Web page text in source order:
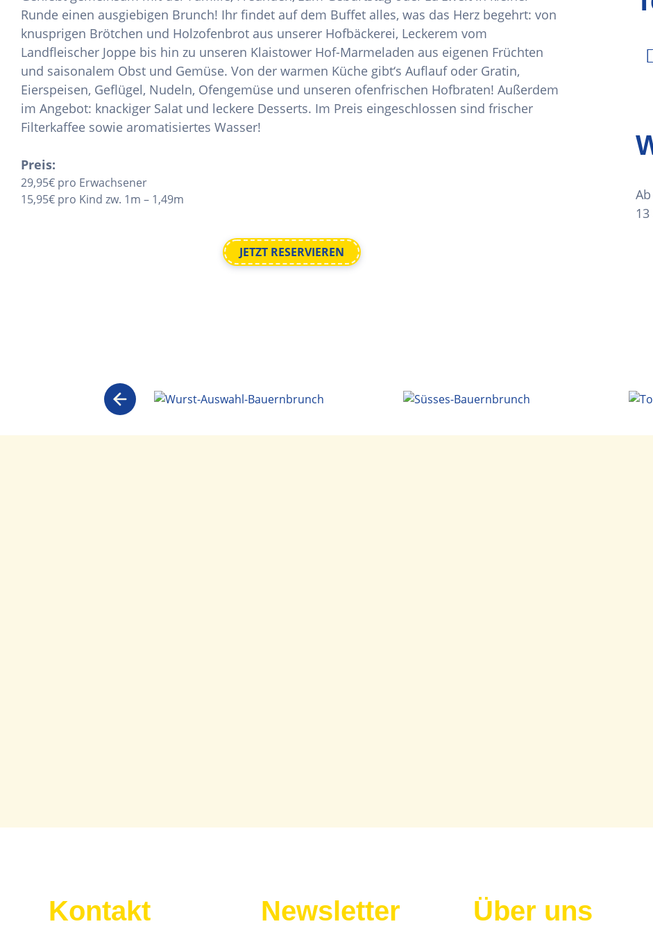
Runde einen ausgiebigen Brunch! Ihr findet auf dem Buffet alles, was das Herz begehrt: von
knusprigen Brötchen und Holzofenbrot aus unserer Hofbäckerei, Leckerem vom
Landfleischer Joppe bis hin zu unseren Klaistower Hof-Marmeladen aus eigenen Früchten
und saisonalem Obst und Gemüse. Von der warmen Küche gibt‘s Auflauf oder Gratin,
Eierspeisen, Geflügel, Nudeln, Ofengemüse und unseren ofenfrischen Hofbraten! Außerdem
im Angebot: knackiger Salat und leckere Desserts. Im Preis eingeschlossen sind frischer
Filterkaffee sowie aromatisiertes Wasser!
Preis:
29,95€ pro Erwachsener
15,95€ pro Kind zw. 1m – 1,49m
JETZT RESERVIEREN
Kontakt Newsletter Über uns